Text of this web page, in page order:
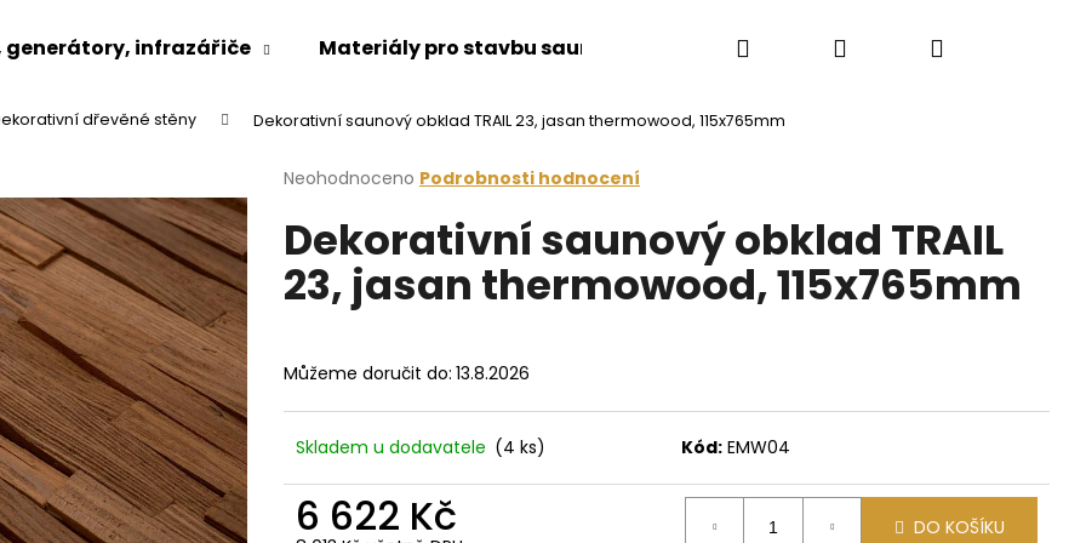
generátory, infrazářiče Materiály pro stavbu sauny Saunové doplňky Doplňkový
Hledat PřihlášeníNákupní
dřevěné stěny Dekorativní saunový obklad TRAIL 23, jasan thermowood, 115x765mm
Průměrné
produktu
je
0,0
z
Neohodnoceno Podrobnosti hodnocení
Dekorativní saunový obklad TRAIL
23, jasan thermowood, 115x765mm
Můžeme doručit do: 13.8.2026
Skladem u dodavatele (4 ks) Kód: EMW04
6 622 Kč DO KOŠÍKU
Co potřebujete najít?
HLEDAT
Doporučujeme